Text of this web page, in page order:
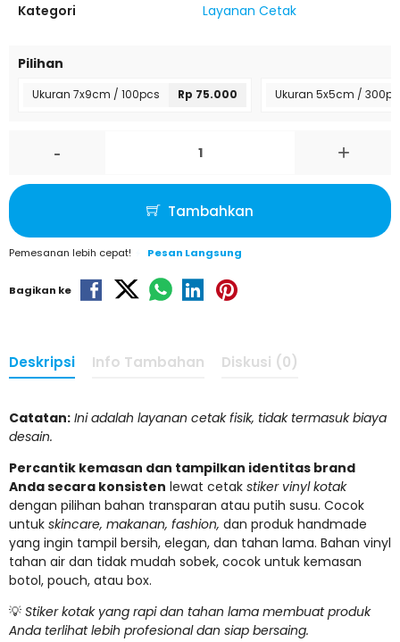
Kategori
Layanan Cetak
Pilihan
Ukuran 7x9cm / 100pcs Rp 75.000 Ukuran 5x5cm /
- +
Tambahkan
Pemesanan lebih cepat! Pesan Langsung
Bagikan ke
Deskripsi Info Tambahan Diskusi (0)
Catatan: Ini adalah layanan cetak fisik, tidak termasuk biaya
desain.
Percantik kemasan dan tampilkan identitas brand
Anda secara konsisten lewat cetak stiker vinyl kotak
dengan pilihan bahan transparan atau putih susu. Cocok
untuk skincare, makanan, fashion, dan produk handmade
yang ingin tampil bersih, elegan, dan tahan lama. Bahan vinyl
tahan air dan tidak mudah sobek, cocok untuk kemasan
botol, pouch, atau box.
💡 Stiker kotak yang rapi dan tahan lama membuat produk
Anda terlihat lebih profesional dan siap bersaing.